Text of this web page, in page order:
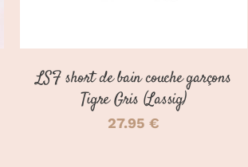
CHOISIES
LA
PAGE
LSF short de bain couche garçons
Tigre Gris (Lassig)
27.95 €